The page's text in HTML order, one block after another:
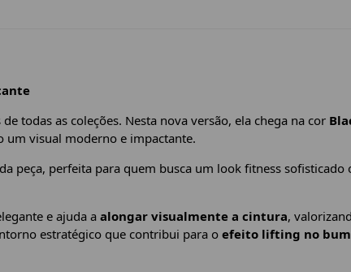
todas as coleções. Nesta nova versão, ela chega na cor
um visual moderno e impactante.
peça, perfeita para quem busca um look fitness sofisticado
e ajuda a alongar visualmente a cintura,
estratégico que contribui para o efeito lifting no